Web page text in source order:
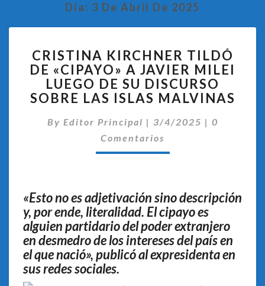
Día: 3 De Abril De 2025
KIRCHNER
TILDÓ
DE
«CIPAYO»
JAVIER
MILEI
SOBRE
LAS
ISLAS
MALVINAS
CRISTINA KIRCHNER TILDÓ
DE «CIPAYO» A JAVIER MILEI
LUEGO DE SU DISCURSO
SOBRE LAS ISLAS MALVINAS
By Editor Principal | 3/4/2025 | 0
Comentarios
«Esto no es adjetivación sino descripción
y, por ende, literalidad. El cipayo es
alguien partidario del poder extranjero
en desmedro de los intereses del país en
el que nació», publicó al expresidenta en
sus redes sociales.